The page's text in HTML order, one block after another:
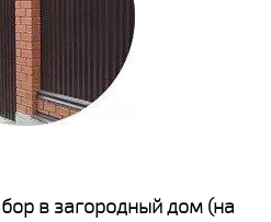
в загородный дом (на